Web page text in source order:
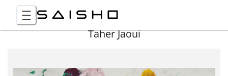
Taher Jaoui